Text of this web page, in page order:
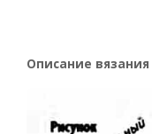
Описание вязания